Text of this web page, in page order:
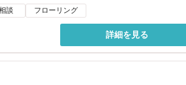
談 フローリング
詳細を見る